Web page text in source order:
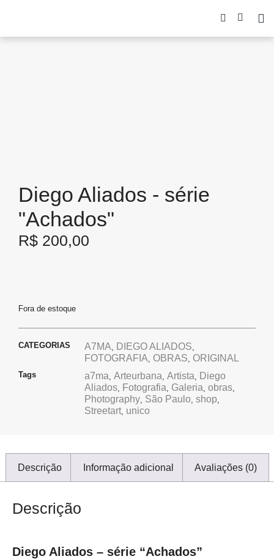
Diego Aliados - série
"Achados"
R$ 200,00
Fora de estoque
CATEGORIAS A7MA, DIEGO ALIADOS,
FOTOGRAFIA, OBRAS, ORIGINAL
Tags a7ma, Arteurbana, Artista, Diego
Aliados, Fotografia, Galeria, obras,
Photography, São Paulo, shop,
Streetart, unico
Descrição Informação adicional Avaliações (0)
Descrição
Diego Aliados – série “Achados”